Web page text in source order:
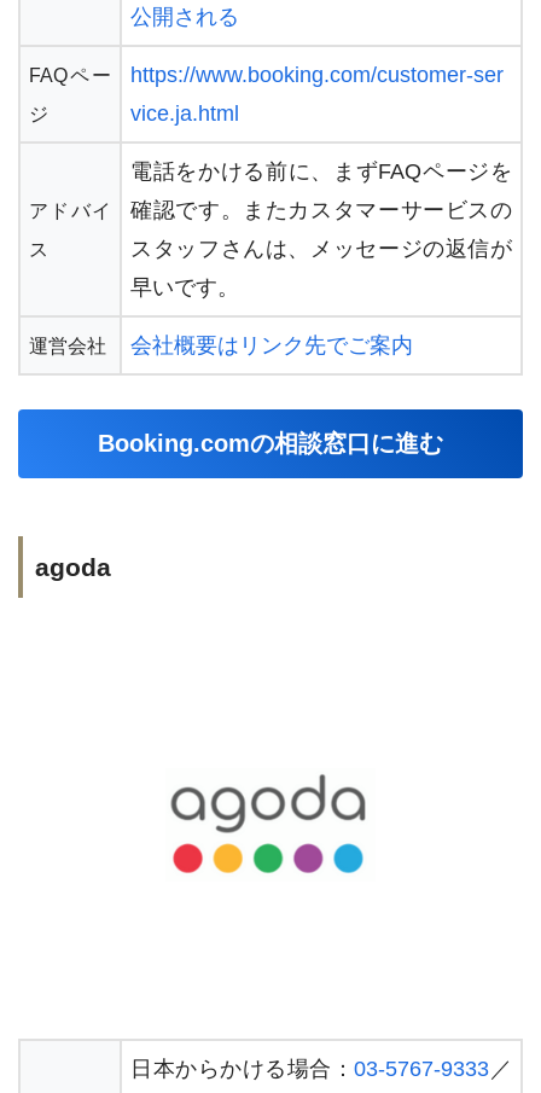
公開される
FAQペー
ジ
https://www.booking.com/customer-ser
vice.ja.html
アドバイ
ス
電話をかける前に、まずFAQページを
確認です。またカスタマーサービスの
スタッフさんは、メッセージの返信が
早いです。
運営会社 会社概要はリンク先でご案内
Booking.comの相談窓口に進む
agoda
日本からかける場合：03-5767-9333 ／